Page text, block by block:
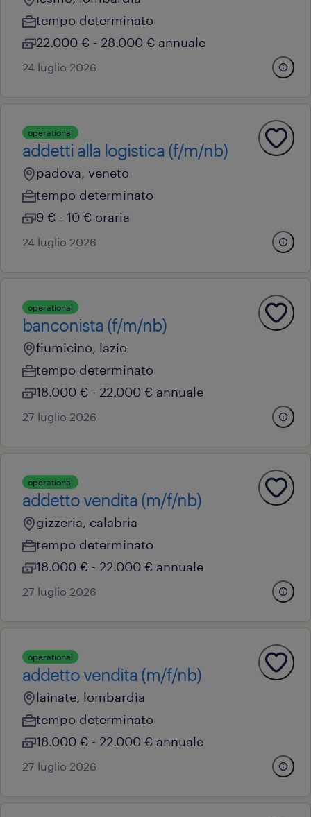
tempo determinato
22.000 € - 28.000 € annuale
24 luglio 2026
operational
addetti alla logistica (f/m/nb)
padova, veneto
tempo determinato
9 € - 10 € oraria
24 luglio 2026
operational
banconista (f/m/nb)
fiumicino, lazio
tempo determinato
18.000 € - 22.000 € annuale
27 luglio 2026
operational
addetto vendita (m/f/nb)
gizzeria, calabria
tempo determinato
18.000 € - 22.000 € annuale
27 luglio 2026
operational
addetto vendita (m/f/nb)
lainate, lombardia
tempo determinato
18.000 € - 22.000 € annuale
27 luglio 2026